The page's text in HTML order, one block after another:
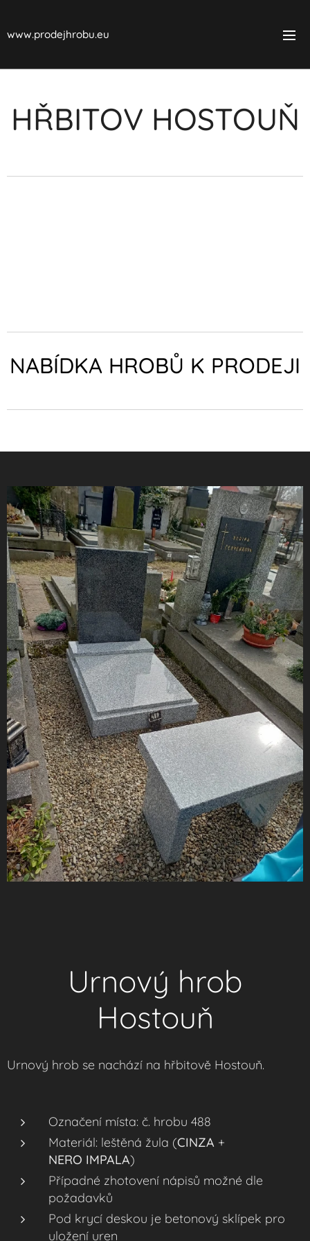
www.prodejhrobu.eu
HŘBITOV HOSTOUŇ
NABÍDKA HROBŮ K PRODEJI
Urnový hrob
Hostouň
Urnový hrob se nachází na hřbitově Hostouň.
Označení místa: č. hrobu 488
Materiál: leštěná žula (CINZA +
NERO IMPALA)
Případné zhotovení nápisů možné dle
požadavků
Pod krycí deskou je betonový sklípek pro
uložení uren